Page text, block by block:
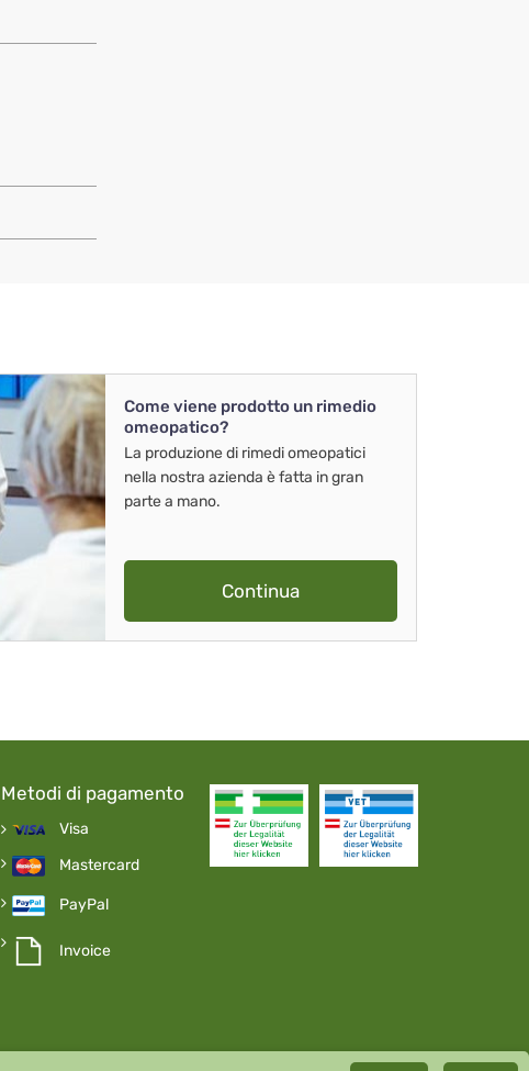
Come viene prodotto un rimedio
omeopatico?
La produzione di rimedi omeopatici
nella nostra azienda è fatta in gran
parte a mano.
Continua
Metodi di pagamento
Visa
Mastercard
PayPal
Invoice